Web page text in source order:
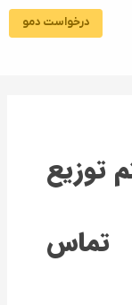
درخواست دمو
توزیع
تماس